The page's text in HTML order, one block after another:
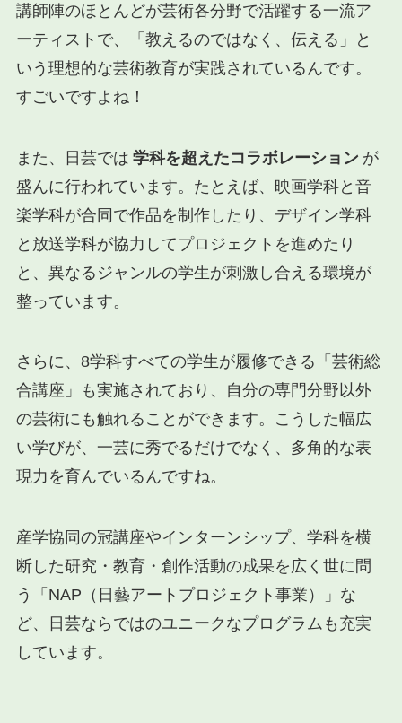
講師陣のほとんどが芸術各分野で活躍する一流ア
ーティストで、「教えるのではなく、伝える」と
いう理想的な芸術教育が実践されているんです。
すごいですよね！
また、日芸では 学科を超えたコラボレーション が
盛んに行われています。たとえば、映画学科と音
楽学科が合同で作品を制作したり、デザイン学科
と放送学科が協力してプロジェクトを進めたり
と、異なるジャンルの学生が刺激し合える環境が
整っています。
さらに、8学科すべての学生が履修できる「芸術総
合講座」も実施されており、自分の専門分野以外
の芸術にも触れることができます。こうした幅広
い学びが、一芸に秀でるだけでなく、多角的な表
現力を育んでいるんですね。
産学協同の冠講座やインターンシップ、学科を横
断した研究・教育・創作活動の成果を広く世に問
う「NAP（日藝アートプロジェクト事業）」な
ど、日芸ならではのユニークなプログラムも充実
しています。